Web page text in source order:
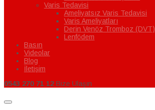
Varis Tedavisi
Ameliyatsız Varis Tedavisi
Varis Ameliyatları
Derin Venöz Tromboz (DVT)
Lenfödem
Basın
Videolar
Blog
İletişim
0543 270 71 12 Bize Ulaşın